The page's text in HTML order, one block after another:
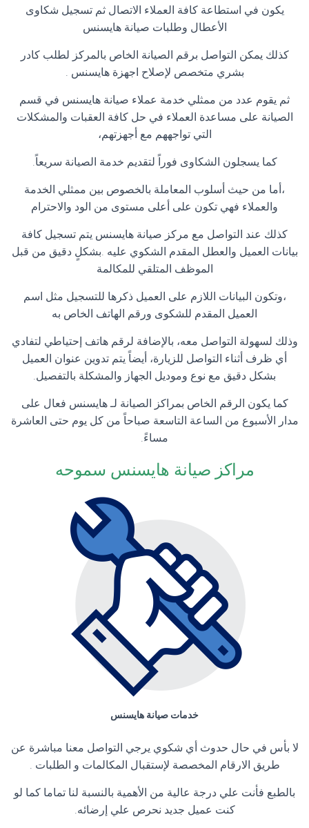
يكون في استطاعة كافة العملاء الاتصال ثم تسجيل شكاوى
الأعطال وطلبات صيانة هايسنس
كذلك يمكن التواصل برقم الصيانة الخاص بالمركز لطلب كادر
بشري متخصص لإصلاح اجهزة هايسنس .
ثم يقوم عدد من ممثلي خدمة عملاء صيانة هايسنس في قسم
الصيانة على مساعدة العملاء في حل كافة العقبات والمشكلات
التي تواجههم مع أجهزتهم،
كما يسجلون الشكاوى فوراً لتقديم خدمة الصيانة سريعاً.
،أما من حيث أسلوب المعاملة بالخصوص بين ممثلي الخدمة
والعملاء فهي تكون على أعلى مستوى من الود والاحترام
كذلك عند التواصل مع مركز صيانة هايسنس يتم تسجيل كافة
بيانات العميل والعطل المقدم الشكوي عليه .بشكلٍ دقيق من قبل
الموظف المتلقي للمكالمة
،وتكون البيانات اللازم على العميل ذكرها للتسجيل مثل اسم
العميل المقدم للشكوى ورقم الهاتف الخاص به
وذلك لسهولة التواصل معه، بالإضافة لرقم هاتف إحتياطي لتفادي
أي ظرف أثناء التواصل للزيارة، أيضاً يتم تدوين عنوان العميل
بشكل دقيق مع نوع وموديل الجهاز والمشكلة بالتفصيل.
كما يكون الرقم الخاص بمراكز الصيانة لـ هايسنس فعال على
مدار الأسبوع من الساعة التاسعة صباحاً من كل يوم حتى العاشرة
مساءً.
مراكز صيانة هايسنس سموحه
خدمات صيانة هايسنس
لا بأس في حال حدوث أي شكوي يرجي التواصل معنا مباشرة عن
طريق الارقام المخصصة لإستقبال المكالمات و الطلبات .
بالطبع فأنت علي درجة عالية من الأهمية بالنسبة لنا تماما كما لو
كنت عميل جديد نحرص علي إرضائه.